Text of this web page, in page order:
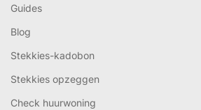
Guides
Blog
Stekkies-kadobon
Stekkies opzeggen
Check huurwoning